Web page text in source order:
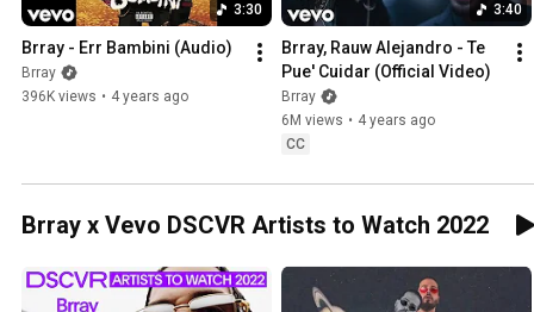
3:30
Brray - Err Bambini (Audio)
Brray
396K views • 4 years ago
3:40
Brray, Rauw Alejandro - Te
Pue' Cuidar (Official Video)
Brray
6M views • 4 years ago
CC
Brray x Vevo DSCVR Artists to Watch 2022